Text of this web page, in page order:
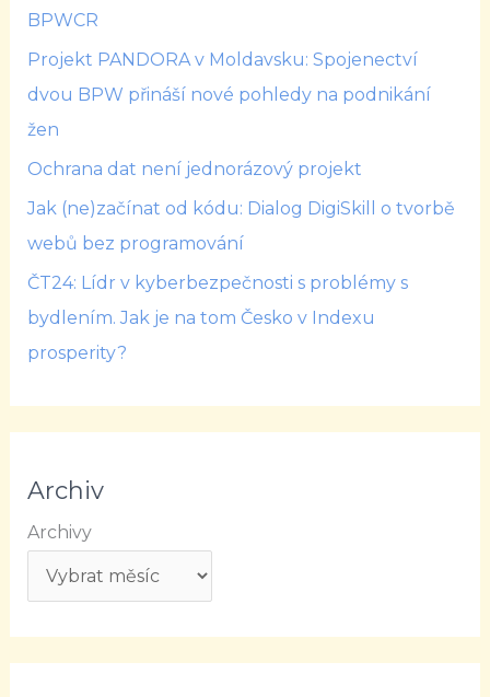
BPWCR
Projekt PANDORA v Moldavsku: Spojenectví
dvou BPW přináší nové pohledy na podnikání
žen
Ochrana dat není jednorázový projekt
Jak (ne)začínat od kódu: Dialog DigiSkill o tvorbě
webů bez programování
ČT24: Lídr v kyberbezpečnosti s problémy s
bydlením. Jak je na tom Česko v Indexu
prosperity?
Archiv
Archivy